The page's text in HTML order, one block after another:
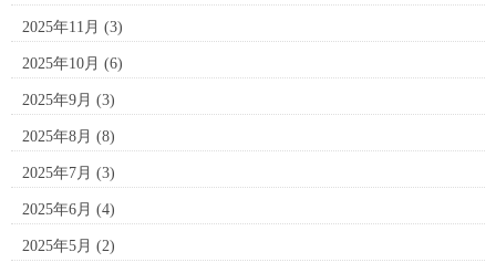
2025年11月 (3)
2025年10月 (6)
2025年9月 (3)
2025年8月 (8)
2025年7月 (3)
2025年6月 (4)
2025年5月 (2)